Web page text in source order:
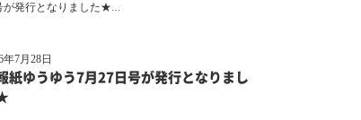
が発行となりました★
年7月28日
紙ゆうゆう7月27日号が発行となりまし